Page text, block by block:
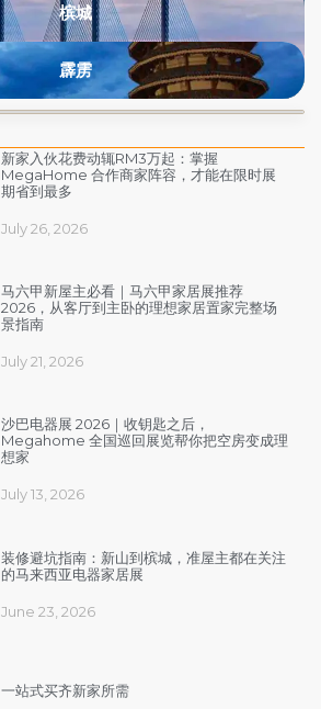
槟城
霹雳
新家入伙花费动辄RM3万起：掌握
MegaHome 合作商家阵容，才能在限时展
期省到最多
July 26, 2026
马六甲新屋主必看｜马六甲家居展推荐
2026，从客厅到主卧的理想家居置家完整场
景指南
July 21, 2026
沙巴电器展 2026｜收钥匙之后，
Megahome 全国巡回展览帮你把空房变成理
想家
July 13, 2026
装修避坑指南：新山到槟城，准屋主都在关注
的马来西亚电器家居展
June 23, 2026
一站式买齐新家所需